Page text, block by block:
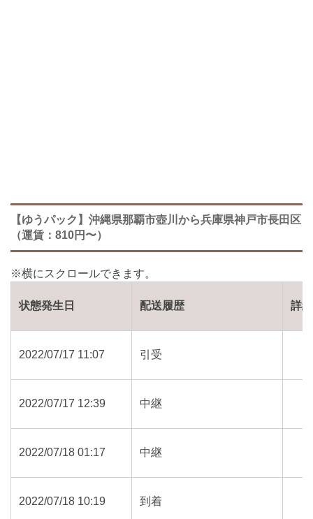
【ゆうパック】沖縄県那覇市壺川から兵庫県神戸市長田区
（運賃：810円〜）
状態発生日 配送履歴 詳細
2022/07/17 11:07 引受
2022/07/17 12:39 中継
2022/07/18 01:17 中継
2022/07/18 10:19 到着